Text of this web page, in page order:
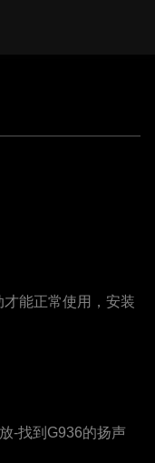
能正常使用，安装
-找到G936的扬声